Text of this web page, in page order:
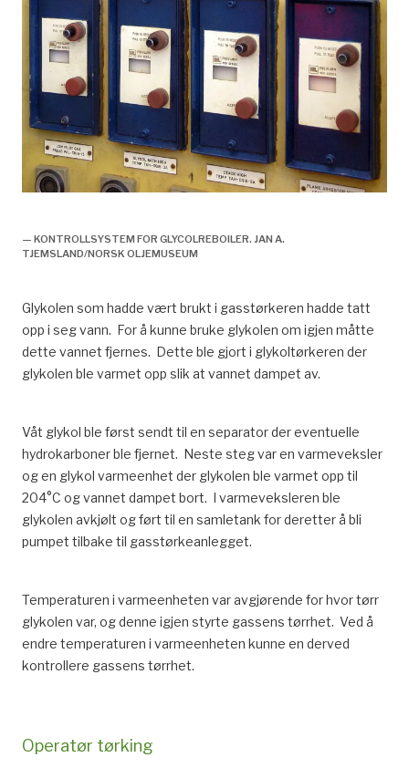
— KONTROLLSYSTEM FOR GLYCOLREBOILER. JAN A.
TJEMSLAND/NORSK OLJEMUSEUM
Glykolen som hadde vært brukt i gasstørkeren hadde tatt
opp i seg vann. For å kunne bruke glykolen om igjen måtte
dette vannet fjernes. Dette ble gjort i glykoltørkeren der
glykolen ble varmet opp slik at vannet dampet av.
Våt glykol ble først sendt til en separator der eventuelle
hydrokarboner ble fjernet. Neste steg var en varmeveksler
og en glykol varmeenhet der glykolen ble varmet opp til
204°C og vannet dampet bort. I varmeveksleren ble
glykolen avkjølt og ført til en samletank for deretter å bli
pumpet tilbake til gasstørkeanlegget.
Temperaturen i varmeenheten var avgjørende for hvor tørr
glykolen var, og denne igjen styrte gassens tørrhet. Ved å
endre temperaturen i varmeenheten kunne en derved
kontrollere gassens tørrhet.
Operatør tørking